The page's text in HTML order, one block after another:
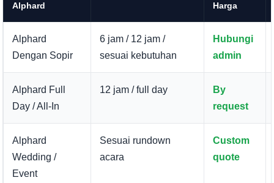
Alphard
Harga
Alphard
Dengan Sopir
6 jam / 12 jam /
sesuai kebutuhan
Hubungi
admin
Alphard Full
Day / All-In
12 jam / full day
By
request
Alphard
Wedding /
Event
Sesuai rundown
acara
Custom
quote